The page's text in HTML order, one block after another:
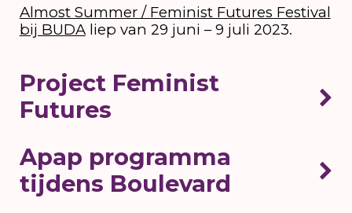
Almost Summer / Feminist Futures Festival
bij BUDAliep van 29 juni – 9 juli 2023.
Project Feminist
Futures
Apap programma
tijdens Boulevard